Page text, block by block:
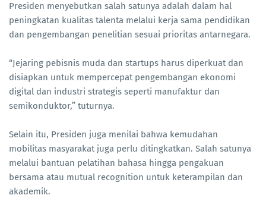
Presiden menyebutkan salah satunya adalah dalam hal
peningkatan kualitas talenta melalui kerja sama pendidikan
dan pengembangan penelitian sesuai prioritas antarnegara.
“Jejaring pebisnis muda dan startups harus diperkuat dan
disiapkan untuk mempercepat pengembangan ekonomi
digital dan industri strategis seperti manufaktur dan
semikonduktor,” tuturnya.
Selain itu, Presiden juga menilai bahwa kemudahan
mobilitas masyarakat juga perlu ditingkatkan. Salah satunya
melalui bantuan pelatihan bahasa hingga pengakuan
bersama atau mutual recognition untuk keterampilan dan
akademik.